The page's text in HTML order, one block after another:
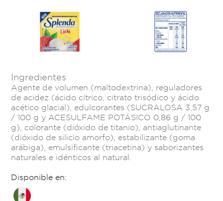
Ingredientes
Agente de volumen (maltodextrina), reguladores
de acidez (ácido cítrico, citrato trisódico y ácido
acético glacial), edulcorantes (SUCRALOSA 3,57 g
/ 100 g y ACESULFAME POTÁSICO 0,86 g / 100
g), colorante (dióxido de titanio), antiaglutinante
(dióxido de silicio amorfo), estabilizante (goma
arábiga), emulsificante (triacetina) y saborizantes
naturales e idénticos al natural.
Disponible en: